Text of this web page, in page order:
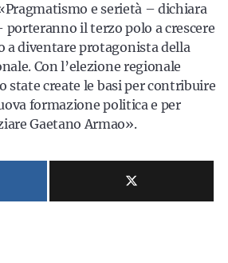
e serietà – dichiara
porteranno il terzo polo a crescere
a diventare protagonista della
Con l’elezione regionale
state create le basi per contribuire
formazione politica e per
Gaetano Armao».